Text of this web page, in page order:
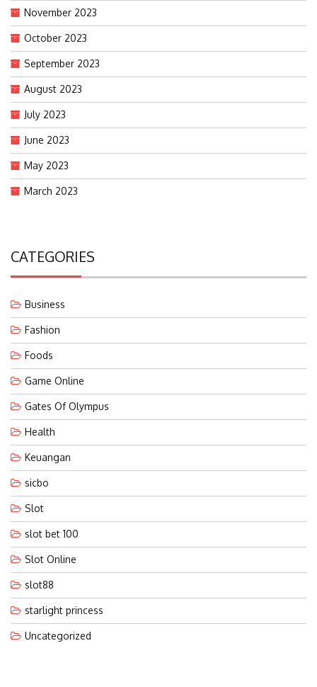
November 2023
October 2023
September 2023
August 2023
July 2023
June 2023
May 2023
March 2023
CATEGORIES
Business
Fashion
Foods
Game Online
Gates Of Olympus
Health
Keuangan
sicbo
Slot
slot bet 100
Slot Online
slot88
starlight princess
Uncategorized